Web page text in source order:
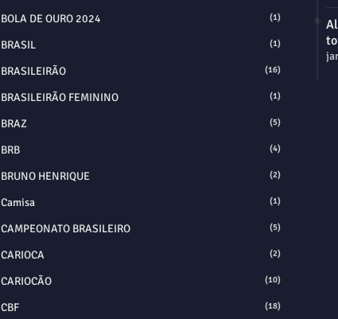
BOLA DE OURO 2024 (1)
BRASIL (1)
BRASILEIRÃO (16)
BRASILEIRÃO FEMININO (1)
BRAZ (5)
BRB (4)
BRUNO HENRIQUE (2)
Camisa (1)
CAMPEONATO BRASILEIRO (5)
CARIOCA (2)
CARIOCÃO (10)
CBF (18)